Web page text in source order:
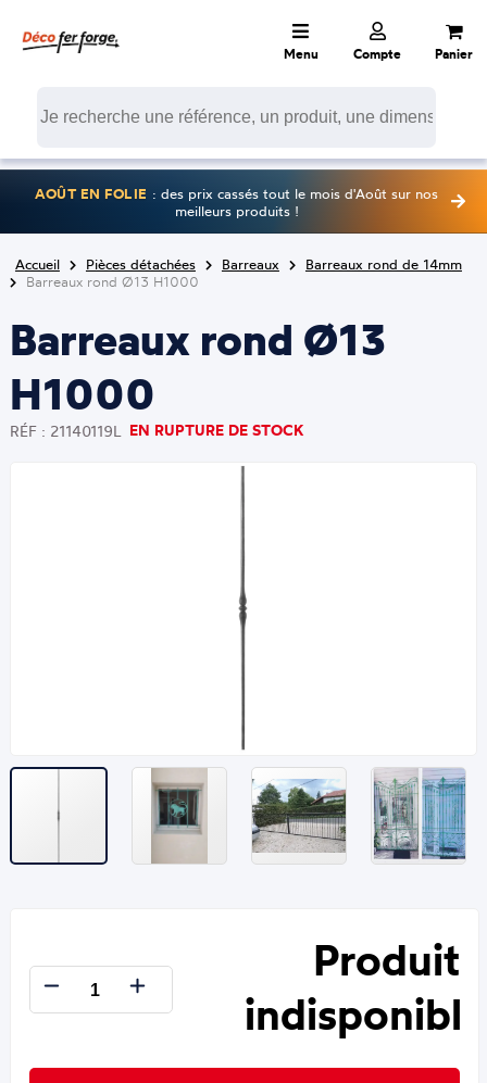
Menu Compte Panier
AOÛT EN FOLIE : des prix cassés tout le mois d'Août sur nos
meilleurs produits !
Accueil Pièces détachées Barreaux
Barreaux rond de 14mm
Barreaux rond Ø13 H1000
Barreaux rond Ø13
H1000
RÉF : 21140119L EN RUPTURE DE STOCK
Produit
indisponible